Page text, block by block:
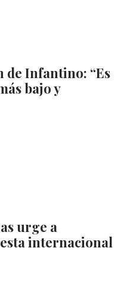
de Infantino: “Es
bajo y
urge a
internacional